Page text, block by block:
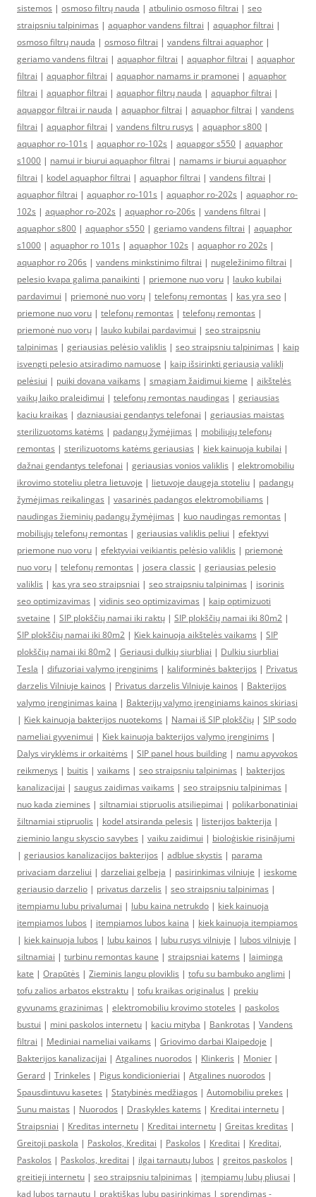
sistemos | osmoso filtrų nauda | atbulinio osmoso filtrai | seo
straipsniu talpinimas | aquaphor vandens filtrai | aquaphor filtrai |
osmoso filtrų nauda | osmoso filtrai | vandens filtrai aquaphor |
geriamo vandens filtrai | aquaphor filtrai | aquaphor filtrai | aquaphor
filtrai | aquaphor filtrai | aquaphor namams ir pramonei | aquaphor
filtrai | aquaphor filtrai | aquaphor filtrų nauda | aquaphor filtrai |
aquapgor filtrai ir nauda | aquaphor filtrai | aquaphor filtrai | vandens
filtrai | aquaphor filtrai | vandens filtru rusys | aquaphor s800 |
aquaphor ro-101s | aquaphor ro-102s | aquapgor s550 | aquaphor
s1000 | namui ir biurui aquaphor filtrai | namams ir biurui aquaphor
filtrai | kodel aquaphor filtrai | aquaphor filtrai | vandens filtrai |
aquaphor filtrai | aquaphor ro-101s | aquaphor ro-202s | aquaphor ro-
102s | aquaphor ro-202s | aquaphor ro-206s | vandens filtrai |
aquaphor s800 | aquaphor s550 | geriamo vandens filtrai | aquaphor
s1000 | aquaphor ro 101s | aquaphor 102s | aquaphor ro 202s |
aquaphor ro 206s | vandens minkstinimo filtrai | nugeležinimo filtrai |
pelesio kvapa galima panaikinti | priemone nuo voru | lauko kubilai
pardavimui | priemonė nuo vorų | telefonų remontas | kas yra seo |
priemone nuo voru | telefonų remontas | telefonų remontas |
priemonė nuo vorų | lauko kubilai pardavimui | seo straipsniu
talpinimas | geriausias pelėsio valiklis | seo straipsniu talpinimas | kaip
isvengti pelesio atsiradimo namuose | kaip išsirinkti geriausią valiklį
pelėsiui | puiki dovana vaikams | smagiam žaidimui kieme | aikštelės
vaikų laiko praleidimui | telefonų remontas naudingas | geriausias
kaciu kraikas | dazniausiai gendantys telefonai | geriausias maistas
sterilizuotoms katėms | padangų žymėjimas | mobiliųjų telefonų
remontas | sterilizuotoms katėms geriausias | kiek kainuoja kubilai |
dažnai gendantys telefonai | geriausias vonios valiklis | elektromobiliu
ikrovimo stoteliu pletra lietuvoje | lietuvoje daugeja stoteliu | padangų
žymėjimas reikalingas | vasarinės padangos elektromobiliams |
naudingas žieminių padangų žymėjimas | kuo naudingas remontas |
mobiliųjų telefonų remontas | geriausias valiklis peliui | efektyvi
priemone nuo voru | efektyviai veikiantis pelėsio valiklis | priemonė
nuo vorų | telefonų remontas | josera classic | geriausias pelesio
valiklis | kas yra seo straipsniai | seo straipsniu talpinimas | isorinis
seo optimizavimas | vidinis seo optimizavimas | kaip optimizuoti
svetaine | SIP plokščių namai iki raktų | SIP plokščių namai iki 80m2 |
SIP plokščių namai iki 80m2 | Kiek kainuoja aikštelės vaikams | SIP
plokščių namai iki 80m2 | Geriausi dulkių siurbliai | Dulkiu siurbliai
Tesla | difuzoriai valymo įrenginims | kaliforminės bakterijos | Privatus
darzelis Vilniuje kainos | Privatus darzelis Vilniuje kainos | Bakterijos
valymo įrenginimas kaina | Bakterijų valymo įrenginiams kainos skiriasi
| Kiek kainuoja bakterijos nuotekoms | Namai iš SIP plokščių | SIP sodo
nameliai gyvenimui | Kiek kainuoja bakterijos valymo įrenginims |
Dalys viryklėms ir orkaitėms | SIP panel hous building | namu apyvokos
reikmenys | buitis | vaikams | seo straipsniu talpinimas | bakterijos
kanalizacijai | saugus zaidimas vaikams | seo straipsniu talpinimas |
nuo kada ziemines | siltnamiai stipruolis atsiliepimai | polikarbonatiniai
šiltnamiai stipruolis | kodel atsiranda pelesis | listerijos bakterija |
zieminio langu skyscio savybes | vaiku zaidimui | bioloģiskie risinājumi
| geriausios kanalizacijos bakterijos | adblue skystis | parama
privaciam darzeliui | darzeliai gelbeja | pasirinkimas vilniuje | ieskome
geriausio darzelio | privatus darzelis | seo straipsniu talpinimas |
itempiamu lubu privalumai | lubu kaina netrukdo | kiek kainuoja
itempiamos lubos | itempiamos lubos kaina | kiek kainuoja itempiamos
| kiek kainuoja lubos | lubu kainos | lubu rusys vilniuje | lubos vilniuje |
siltnamiai | turbinu remontas kaune | straipsniai katems | laiminga
kate | Orapūtės | Zieminis langu ploviklis | tofu su bambuko anglimi |
tofu zalios arbatos ekstraktu | tofu kraikas originalus | prekiu
gyvunams grazinimas | elektromobiliu krovimo stoteles | paskolos
bustui | mini paskolos internetu | kaciu mityba | Bankrotas | Vandens
filtrai | Mediniai nameliai vaikams | Griovimo darbai Klaipedoje |
Bakterijos kanalizacijai | Atgalines nuorodos | Klinkeris | Monier |
Gerard | Trinkeles | Pigus kondicionieriai | Atgalines nuorodos |
Spausdintuvu kasetes | Statybinės medžiagos | Automobiliu prekes |
Sunu maistas | Nuorodos | Draskykles katems | Kreditai internetu |
Straipsniai | Kreditas internetu | Kreditai internetu | Greitas kreditas |
Greitoji paskola | Paskolos, Kreditai | Paskolos | Kreditai | Kreditai,
Paskolos | Paskolos, kreditai | ilgai tarnautų lubos | greitos paskolos |
greitieji internetu | seo straipsniu talpinimas | įtempiamų lubų pliusai |
kad lubos tarnautų | praktiškas lubų pasirinkimas | sprendimas -